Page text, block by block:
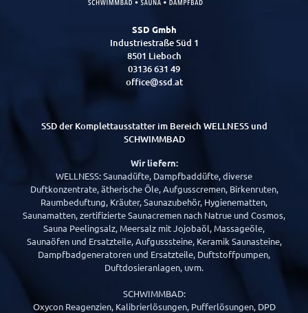
SSD Gmbh
Industriestraße Süd 1
8501 Lieboch
03136 631 49
office@ssd.at
SSD der Komplettausstatter im Bereich WELLNESS und
SCHWIMMBAD
Wir liefern:
WELLNESS: Saunadüfte, Dampfbaddüfte, diverse
Duftkonzentrate, ätherische Öle, Aufgusscremen, Birkenruten,
Raumbeduftung, Kräuter, Saunazubehör, Hygienematten,
Saunamatten, zertifizierte Saunacremen nach Natrue und Cosmos,
Sauna Peelingsalz, Meersalz mit Jojobaöl, Massageöle,
Saunaöfen und Ersatzteile, Aufgusssteine, Keramik Saunasteine,
Dampfbadgeneratoren und Ersatzteile, Duftstoffpumpen,
Duftdosieranlagen, uvm.
SCHWIMMBAD:
Oxycon Reagenzien, Kalibrierlösungen, Pufferlösungen, DPD